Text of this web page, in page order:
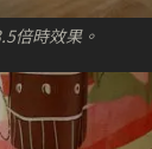
倍時效果。